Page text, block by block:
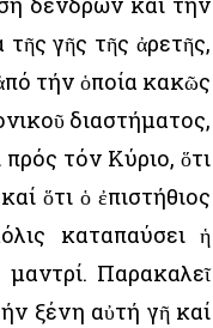
γῆς τῆς ἀρετῆς,
τήν ὁποία κακῶς
διαστήματος,
τόν Κύριο, ὅτι
ὅτι ὁ ἐπιστήθιος
καταπαύσει ἡ
Παρακαλεῖ
ξένη αὐτή γῆ καί